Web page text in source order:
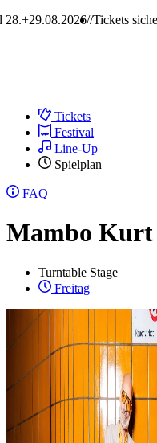
Tickets sichern
Tickets
Festival
Line-Up
Spielplan
FAQ
Mambo Kurt
Turntable Stage
Freitag